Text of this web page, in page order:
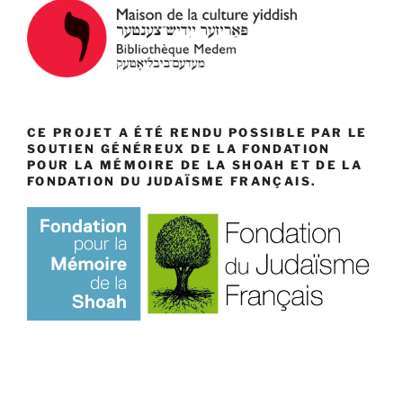
CE PROJET A ÉTÉ RENDU POSSIBLE PAR LE
SOUTIEN GÉNÉREUX DE LA FONDATION
POUR LA MÉMOIRE DE LA SHOAH ET DE LA
FONDATION DU JUDAÏSME FRANÇAIS.